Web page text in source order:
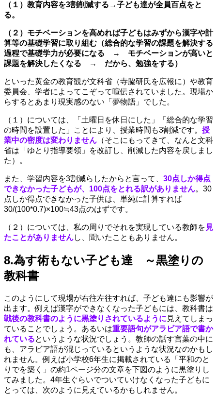
（１）教育内容を3割削減する→子ども達が全員百点をと
る。
（２）モチベーションを高めれば子どもはみずから漢字や計
算等の基礎学習に取り組む（総合的な学習の課題を解決する
過程で基礎学力が必要になる → モチベーションが高いと
課題を解決したくなる → だから、勉強をする）
といった黄金の教育観が文科省（寺脇研氏を広報に）や教育
委員会、学者によってこぞって喧伝されていました。現場か
らするとあまり現実感のない「夢物語」でした。
（１）については、「土曜日を休日にした」「総合的な学習
の時間を設置した」ことにより、授業時間も3割減です。 授
業中の密度は変わりません （そこにもってきて、なんと文科
省は「ゆとり指導要領」を改訂し、削減した内容を戻しまし
た）。
また、学習内容を3割減らしたからと言って、 30点しか得点
できなかった子どもが、100点をとれる訳がありません。30
点しか得点できなかった子供は、単純に計算すれば
30/(100*0.7)×100≒43点のはずです。
（２）については、私の周りでそれを実現している教師を 見
たことがありませんし、聞いたこともありません。
8.為す術もない子ども達 ～黒塗りの
教科書
このようにして現場が右往左往すれば、子ども達にも影響が
出ます。例えば漢字ができなくなった子どもには、教科書は
戦後の教科書のように黒塗りされているように 見えてしまっ
ていることでしょう。あるいは重要語句がアラビア語で書か
れているというような状況でしょう。教師の話す言葉の中に
も、アラビア語が混じっているというような状況なのかもし
れません。例えば小学校6年生に掲載されている「平和のと
りでを築く」の約1ページ分の文章を下図のように黒塗りし
てみました。4年生ぐらいでついていけなくなった子どもに
とっては、次のように見えているかもしれません。